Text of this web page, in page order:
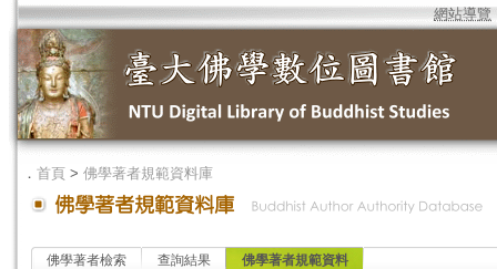
網站導覽
． 首頁 > 佛學著者規範資料庫
佛學著者檢索 查詢結果 佛學著者規範資料